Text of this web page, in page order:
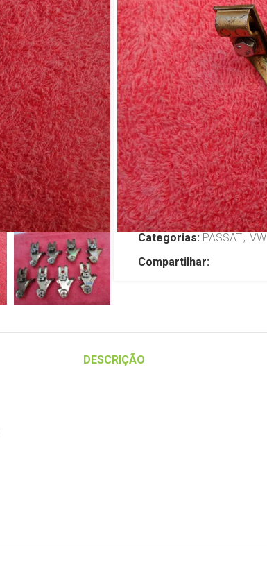
Fecho
L/esq
NOVO
R$179,00
TENHO INTERESSE
SKU:JP726
Categorias: PASSAT, VW
Compartilhar:
DESCRIÇÃO